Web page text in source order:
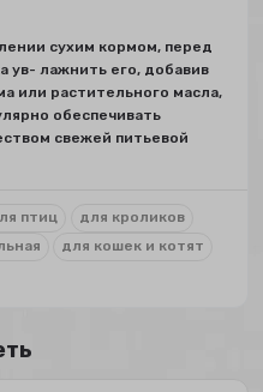
сухим кормом, перед
ув- лажнить его, добавив
или растительного масла,
обеспечивать
свежей питьевой
птиц
для кроликов
для кошек и котят